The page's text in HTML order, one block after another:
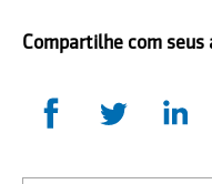
Compartilhe com seus